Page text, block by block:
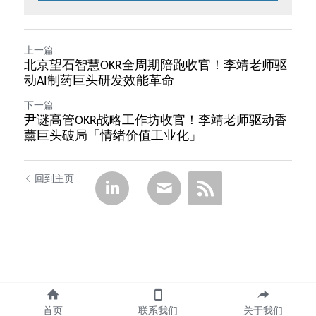
上一篇
北京望石智慧OKR全周期陪跑收官！李靖老师驱
动AI制药巨头研发效能革命
下一篇
尹谜高管OKR战略工作坊收官！李靖老师驱动香
薰巨头破局「情绪价值工业化」
回到主页
首页 联系我们 关于我们